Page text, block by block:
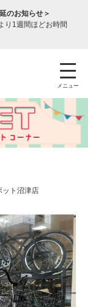
のお知らせ＞
り1週間ほどお時間
メニュー
ット沼津店